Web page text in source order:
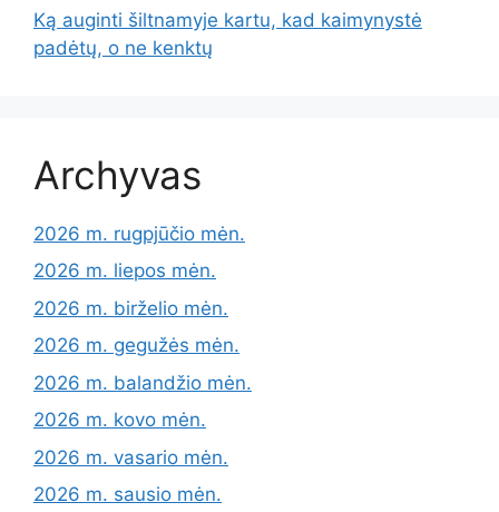
Ką auginti šiltnamyje kartu, kad kaimynystė
padėtų, o ne kenktų
Archyvas
2026 m. rugpjūčio mėn.
2026 m. liepos mėn.
2026 m. birželio mėn.
2026 m. gegužės mėn.
2026 m. balandžio mėn.
2026 m. kovo mėn.
2026 m. vasario mėn.
2026 m. sausio mėn.